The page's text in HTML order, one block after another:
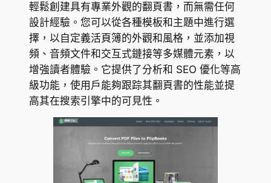
輕鬆創建具有專業外觀的翻頁書，而無需任何
設計經驗。您可以從各種模板和主題中進行選
擇，以自定義活頁簿的外觀和風格，並添加視
頻、音頻文件和交互式鏈接等多媒體元素，以
增強讀者體驗。它提供了分析和 SEO 優化等高
級功能，使用戶能夠跟踪其翻頁書的性能並提
高其在搜索引擎中的可見性。